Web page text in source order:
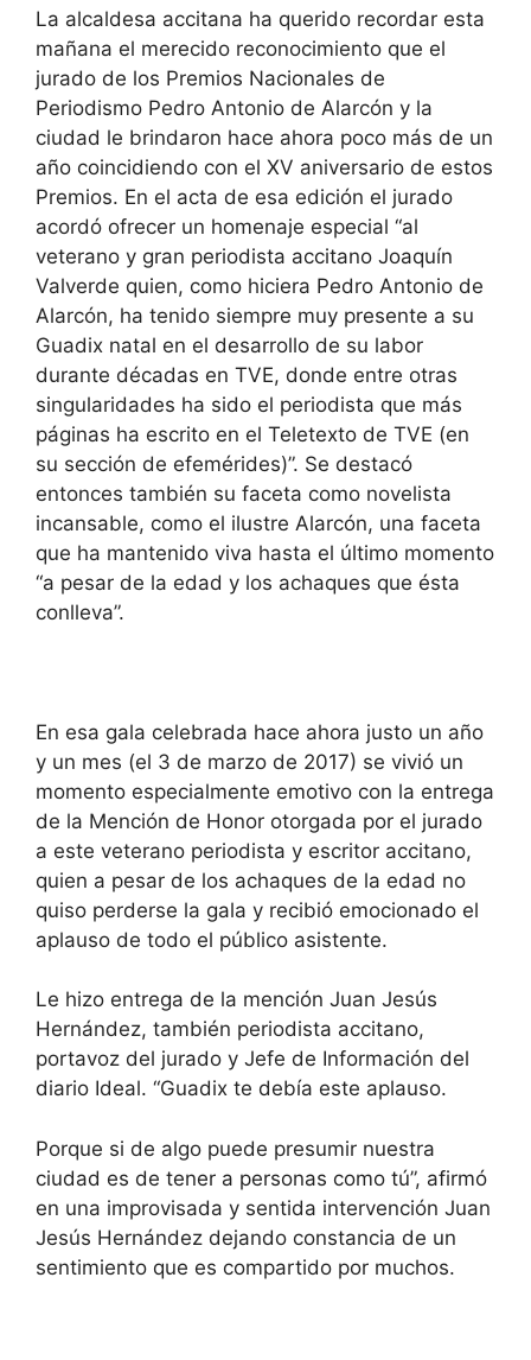
La alcaldesa accitana ha querido recordar esta
mañana el merecido reconocimiento que el
jurado de los Premios Nacionales de
Periodismo Pedro Antonio de Alarcón y la
ciudad le brindaron hace ahora poco más de un
año coincidiendo con el XV aniversario de estos
Premios. En el acta de esa edición el jurado
acordó ofrecer un homenaje especial “al
veterano y gran periodista accitano Joaquín
Valverde quien, como hiciera Pedro Antonio de
Alarcón, ha tenido siempre muy presente a su
Guadix natal en el desarrollo de su labor
durante décadas en TVE, donde entre otras
singularidades ha sido el periodista que más
páginas ha escrito en el Teletexto de TVE (en
su sección de efemérides)”. Se destacó
entonces también su faceta como novelista
incansable, como el ilustre Alarcón, una faceta
que ha mantenido viva hasta el último momento
“a pesar de la edad y los achaques que ésta
conlleva”.
En esa gala celebrada hace ahora justo un año
y un mes (el 3 de marzo de 2017) se vivió un
momento especialmente emotivo con la entrega
de la Mención de Honor otorgada por el jurado
a este veterano periodista y escritor accitano,
quien a pesar de los achaques de la edad no
quiso perderse la gala y recibió emocionado el
aplauso de todo el público asistente.
Le hizo entrega de la mención Juan Jesús
Hernández, también periodista accitano,
portavoz del jurado y Jefe de Información del
diario Ideal. “Guadix te debía este aplauso.
Porque si de algo puede presumir nuestra
ciudad es de tener a personas como tú”, afirmó
en una improvisada y sentida intervención Juan
Jesús Hernández dejando constancia de un
sentimiento que es compartido por muchos.